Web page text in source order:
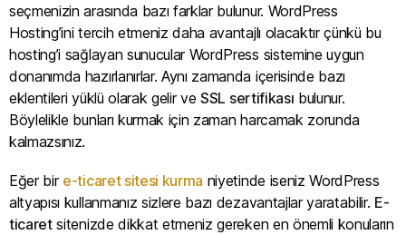
seçmenizin arasında bazı farklar bulunur. WordPress
Hosting’ini tercih etmeniz daha avantajlı olacaktır çünkü bu
hosting’i sağlayan sunucular WordPress sistemine uygun
donanımda hazırlanırlar. Aynı zamanda içerisinde bazı
eklentileri yüklü olarak gelir veSSL sertifikası bulunur.
Böylelikle bunları kurmak için zaman harcamak zorunda
kalmazsınız.
Eğer bir e-ticaret sitesi kurma niyetinde iseniz WordPress
altyapısı kullanmanız sizlere bazı dezavantajlar yaratabilir. E-
ticaretsitenizde dikkat etmeniz gereken en önemli konuların